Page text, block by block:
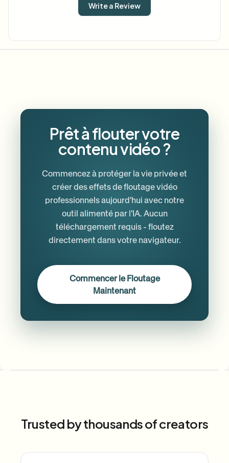
Write a Review
Prêt à flouter votre
contenu vidéo ?
Commencez à protéger la vie privée et
créer des effets de floutage vidéo
professionnels aujourd'hui avec notre
outil alimenté par l'IA. Aucun
téléchargement requis - floutez
directement dans votre navigateur.
Commencer le Floutage
Maintenant
Trusted by thousands of creators